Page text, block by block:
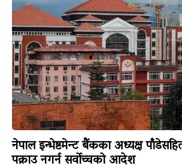
नेपाल इन्भेष्टमेन्ट बैंकका अध्यक्ष